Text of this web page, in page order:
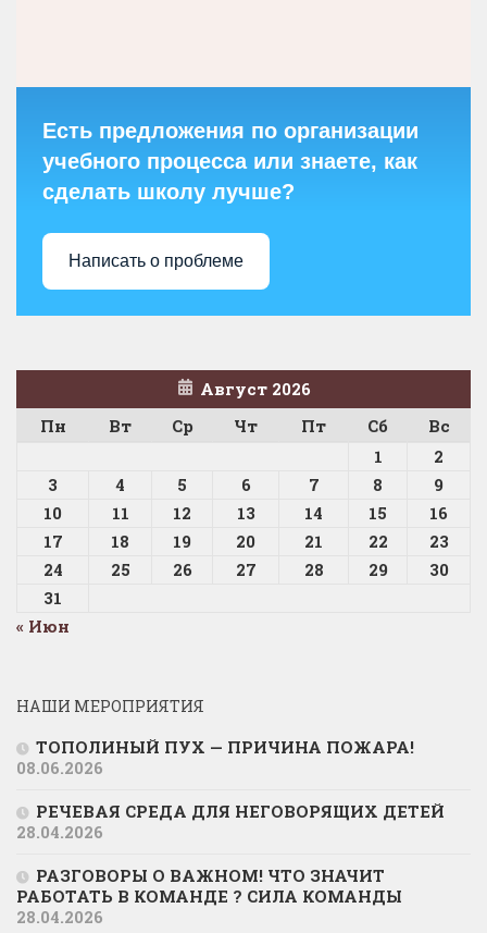
Есть предложения по организации
учебного процесса или знаете, как
сделать школу лучше?
Написать о проблеме
Август 2026
Пн
Вт Ср Чт Пт Сб
Вс
1
2
3
4 5 6 7 8
9
10
11 12 13 14 15
16
17
18 19 20 21 22
23
24
25 26 27 28 29
30
31
« Июн
НАШИ МЕРОПРИЯТИЯ
ТОПОЛИНЫЙ ПУХ — ПРИЧИНА ПОЖАРА!
08.06.2026
РЕЧЕВАЯ СРЕДА ДЛЯ НЕГОВОРЯЩИХ ДЕТЕЙ
28.04.2026
РАЗГОВОРЫ О ВАЖНОМ! ЧТО ЗНАЧИТ
РАБОТАТЬ В КОМАНДЕ ? СИЛА КОМАНДЫ
28.04.2026